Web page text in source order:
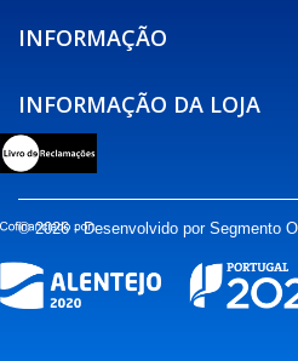
INFORMAÇÃO
© 2026 - Desenvolvido por Segmento
INFORMAÇÃO DA LOJA